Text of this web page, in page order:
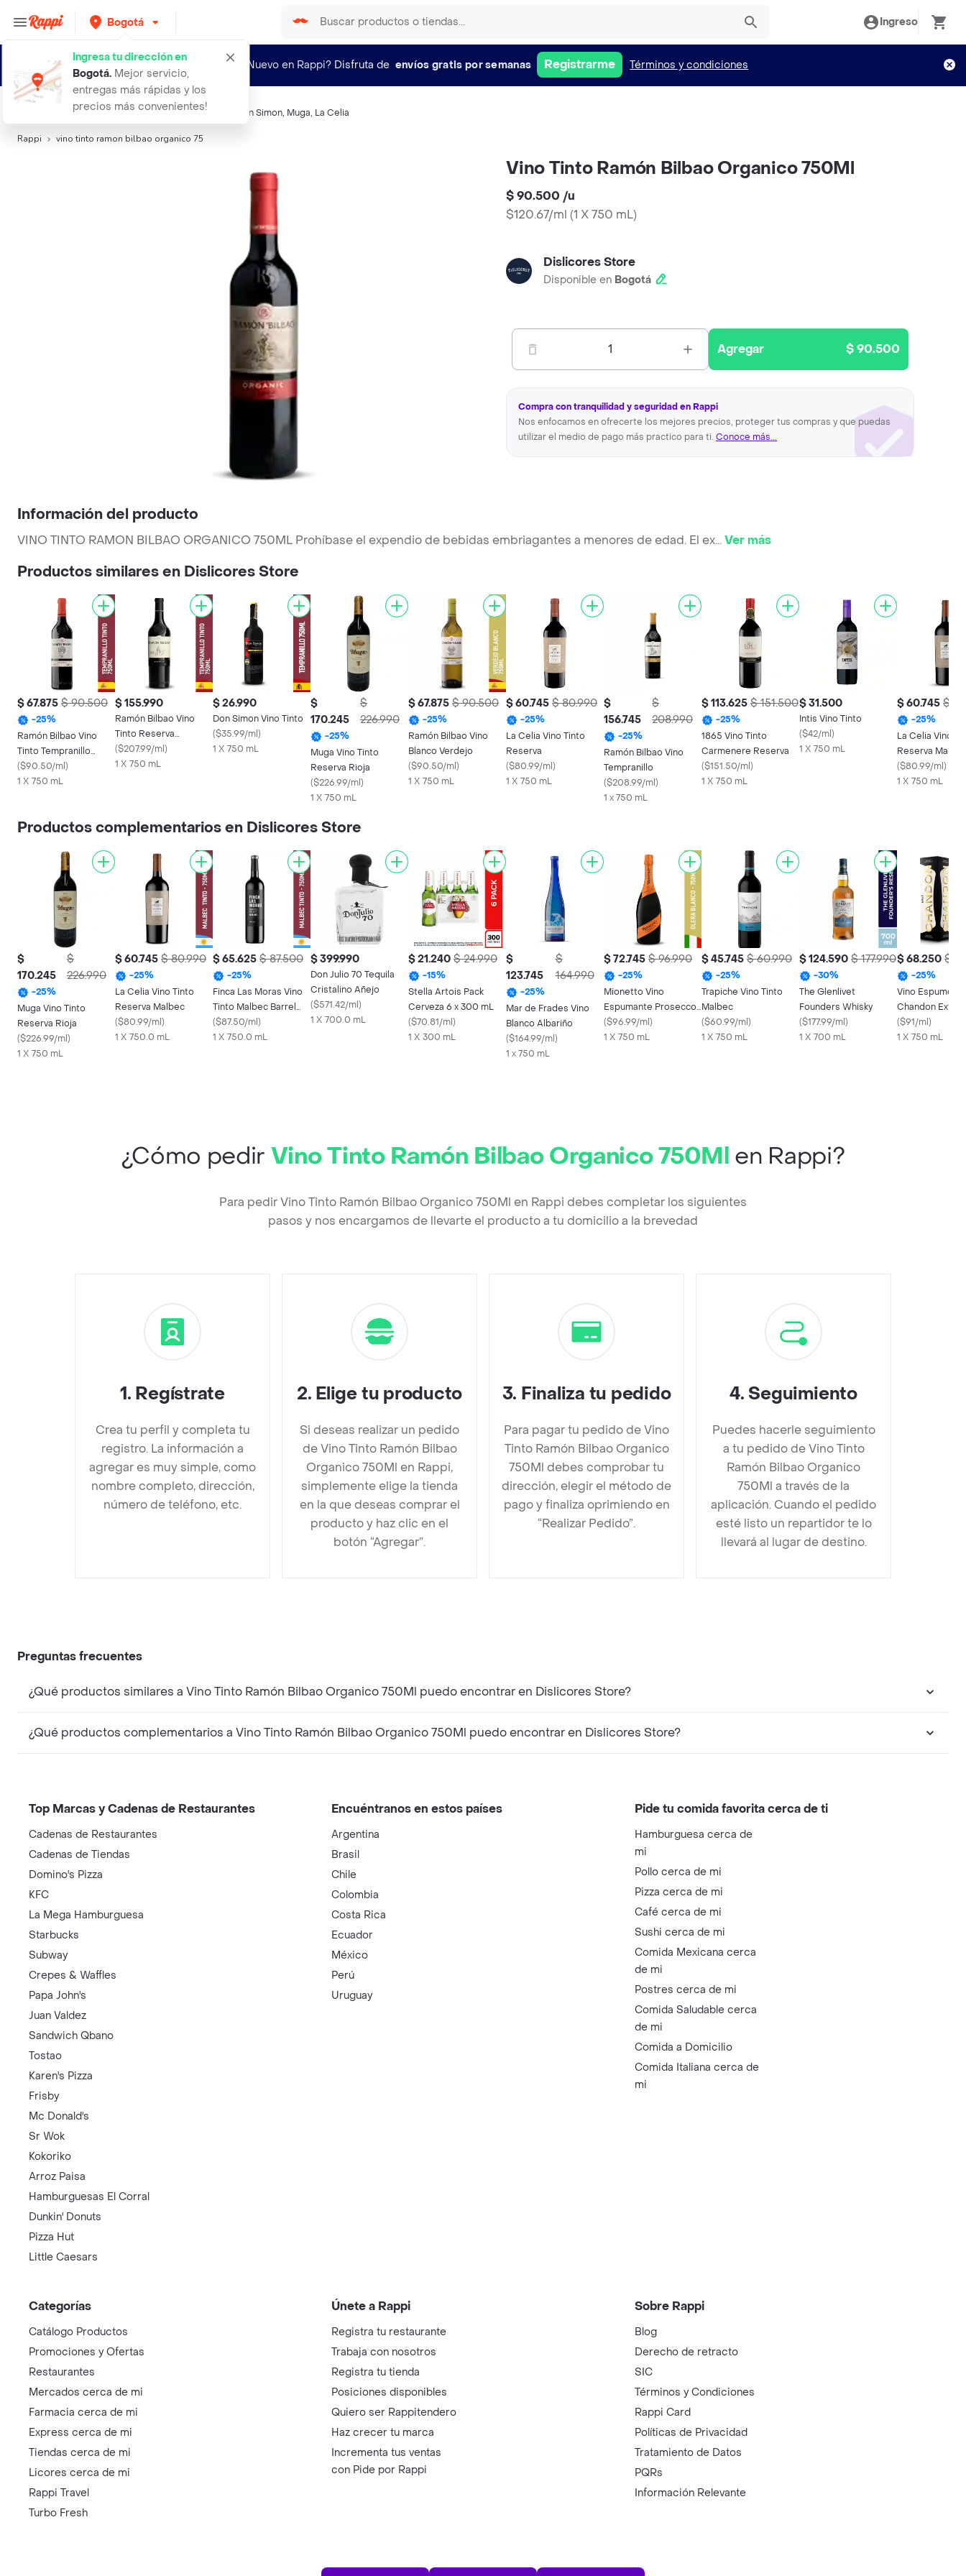
Bogotá
Ingresa tu dirección en
Bogotá. Mejor servicio,
entregas más rápidas y los
precios más convenientes!
Ingreso
¿Nuevo en Rappi? Disfruta de envíos gratis por semanas Registrarme Términos y condiciones
Búsquedas relacionadas:Vino tinto,Ramón Bilbao Don Simon, Muga, La Celia
Rappi vino tinto ramon bilbao organico 75
Vino Tinto Ramón Bilbao Organico 750Ml
$ 90.500 /u
$120.67/ml (1 X 750 mL)
Dislicores Store
Disponible en Bogotá
1 Agregar $ 90.500
Compra con tranquilidad y seguridad en Rappi
Nos enfocamos en ofrecerte los mejores precios, proteger tus compras y que puedas
utilizar el medio de pago más practico para ti. Conoce más...
Información del producto
VINO TINTO RAMON BILBAO ORGANICO 750ML Prohíbase el expendio de bebidas embriagantes a menores de edad. El ex...Ver más
Productos similares en Dislicores Store
$ 67.875 $ 90.500
-25%
Ramón Bilbao Vino
Tinto Tempranillo
Crianza 750 ml
($90.50/ml)
1 X 750 mL
$ 155.990
Ramón Bilbao Vino
Tinto Reserva
Tempranillo Graciano
Mazuelo
($207.99/ml)
1 X 750 mL
$ 26.990
Don Simon Vino Tinto
($35.99/ml)
1 X 750 mL
$
170.245
$
226.990
-25%
Muga Vino Tinto
Reserva Rioja
($226.99/ml)
1 X 750 mL
$ 67.875 $ 90.500
-25%
Ramón Bilbao Vino
Blanco Verdejo
($90.50/ml)
1 X 750 mL
$ 60.745 $ 80.990
-25%
La Celia Vino Tinto
Reserva
($80.99/ml)
1 X 750 mL
$
156.745
$
208.990
-25%
Ramón Bilbao Vino
Tempranillo
($208.99/ml)
1 x 750 mL
$ 113.625 $ 151.500
-25%
1865 Vino Tinto
Carmenere Reserva
($151.50/ml)
1 X 750 mL
$ 31.500
Intis Vino Tinto
($42/ml)
1 X 750 mL
$ 60.745 $
-25%
La Celia Vino
Reserva Malbec
Cabernet Franc
($80.99/ml)
1 X 750 mL
Productos complementarios en Dislicores Store
$
170.245
$
226.990
-25%
Muga Vino Tinto
Reserva Rioja
($226.99/ml)
1 X 750 mL
$ 60.745 $ 80.990
-25%
La Celia Vino Tinto
Reserva Malbec
($80.99/ml)
1 X 750.0 mL
$ 65.625 $ 87.500
-25%
Finca Las Moras Vino
Tinto Malbec Barrel
Select Botella 750 ml
($87.50/ml)
1 X 750.0 mL
$ 399.990
Don Julio 70 Tequila
Cristalino Añejo
($571.42/ml)
1 X 700.0 mL
$ 21.240 $ 24.990
-15%
Stella Artois Pack
Cerveza 6 x 300 mL
($70.81/ml)
1 X 300 mL
$
123.745
$
164.990
-25%
Mar de Frades Vino
Blanco Albariño
($164.99/ml)
1 x 750 mL
$ 72.745 $ 96.990
-25%
Mionetto Vino
Espumante Prosecco
Brut Glera 750 ml
($96.99/ml)
1 X 750 mL
$ 45.745 $ 60.990
-25%
Trapiche Vino Tinto
Malbec
($60.99/ml)
1 X 750 mL
$ 124.590 $ 177.990
-30%
The Glenlivet
Founders Whisky
($177.99/ml)
1 X 700 mL
$ 68.250 $
-25%
Vino Espumoso
Chandon Extra
Box
($91/ml)
1 X 750 mL
¿Cómo pedir Vino Tinto Ramón Bilbao Organico 750Ml en Rappi?
Para pedir Vino Tinto Ramón Bilbao Organico 750Ml en Rappi debes completar los siguientes
pasos y nos encargamos de llevarte el producto a tu domicilio a la brevedad
1. Regístrate
Crea tu perfil y completa tu
registro. La información a
agregar es muy simple, como
nombre completo, dirección,
número de teléfono, etc.
2. Elige tu producto
Si deseas realizar un pedido
de Vino Tinto Ramón Bilbao
Organico 750Ml en Rappi,
simplemente elige la tienda
en la que deseas comprar el
producto y haz clic en el
botón “Agregar”.
3. Finaliza tu pedido
Para pagar tu pedido de Vino
Tinto Ramón Bilbao Organico
750Ml debes comprobar tu
dirección, elegir el método de
pago y finaliza oprimiendo en
“Realizar Pedido”.
4. Seguimiento
Puedes hacerle seguimiento
a tu pedido de Vino Tinto
Ramón Bilbao Organico
750Ml a través de la
aplicación. Cuando el pedido
esté listo un repartidor te lo
llevará al lugar de destino.
Preguntas frecuentes
¿Qué productos similares a Vino Tinto Ramón Bilbao Organico 750Ml puedo encontrar en Dislicores Store?
¿Qué productos complementarios a Vino Tinto Ramón Bilbao Organico 750Ml puedo encontrar en Dislicores Store?
Top Marcas y Cadenas de Restaurantes
Cadenas de Restaurantes
Cadenas de Tiendas
Domino's Pizza
KFC
La Mega Hamburguesa
Starbucks
Subway
Crepes & Waffles
Papa John's
Juan Valdez
Sandwich Qbano
Tostao
Karen's Pizza
Frisby
Mc Donald's
Sr Wok
Kokoriko
Arroz Paisa
Hamburguesas El Corral
Dunkin' Donuts
Pizza Hut
Little Caesars
Encuéntranos en estos países
Argentina
Brasil
Chile
Colombia
Costa Rica
Ecuador
México
Perú
Uruguay
Pide tu comida favorita cerca de ti
Hamburguesa cerca de
mi
Pollo cerca de mi
Pizza cerca de mi
Café cerca de mi
Sushi cerca de mi
Comida Mexicana cerca
de mi
Postres cerca de mi
Comida Saludable cerca
de mi
Comida a Domicilio
Comida Italiana cerca de
mi
Categorías
Catálogo Productos
Promociones y Ofertas
Restaurantes
Mercados cerca de mi
Farmacia cerca de mi
Express cerca de mi
Tiendas cerca de mi
Licores cerca de mi
Rappi Travel
Turbo Fresh
Únete a Rappi
Registra tu restaurante
Trabaja con nosotros
Registra tu tienda
Posiciones disponibles
Quiero ser Rappitendero
Haz crecer tu marca
Incrementa tus ventas
con Pide por Rappi
Sobre Rappi
Blog
Derecho de retracto
SIC
Términos y Condiciones
Rappi Card
Políticas de Privacidad
Tratamiento de Datos
PQRs
Información Relevante